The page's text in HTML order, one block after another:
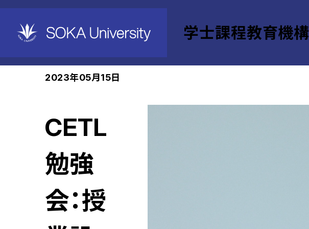
学士課程教育機構
ホーム 学士課程教育機構 教育・学習支援センター（CETL） News
2023年05月15日
CETL
勉強
会：授